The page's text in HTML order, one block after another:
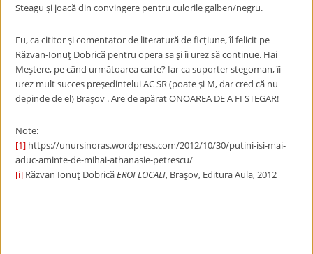
Steagu şi joacӑ din convingere pentru culorile galben/negru.
Eu, ca cititor şi comentator de literaturӑ de ficţiune, îl felicit pe
Rӑzvan-Ionuţ Dobricӑ pentru opera sa şi îi urez sӑ continue. Hai
Meştere, pe când urmӑtoarea carte? Iar ca suporter stegoman, îi
urez mult succes preşedintelui AC SR (poate şi M, dar cred cӑ nu
depinde de el) Braşov . Are de apӑrat ONOAREA DE A FI STEGAR!
Note:
[1] https://unursinoras.wordpress.com/2012/10/30/putini-isi-mai-
aduc-aminte-de-mihai-athanasie-petrescu/
[i] Rӑzvan Ionuţ DobricӑEROI LOCALI, Braşov, Editura Aula, 2012